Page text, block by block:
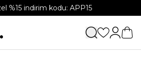
%15 indirim kodu: APP15